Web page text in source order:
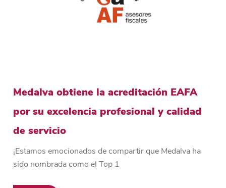
Medalva obtiene la acreditación EAFA
por su excelencia profesional y calidad
de servicio
¡Estamos emocionados de compartir que Medalva ha
sido nombrada como el Top 1